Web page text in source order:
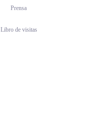
Prensa
Libro de visitas